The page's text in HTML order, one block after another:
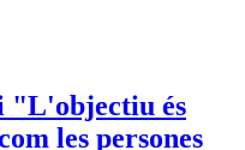
"L'objectiu és
les persones